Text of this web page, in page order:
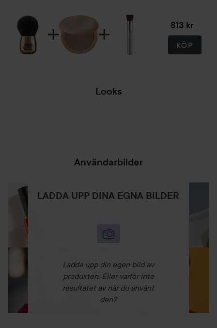
813 kr
KÖP
Looks
Användarbilder
LADDA UPP DINA EGNA BILDER
Ladda upp din egen bild av
produkten. Eller varför inte
resultatet av när du använt
den?